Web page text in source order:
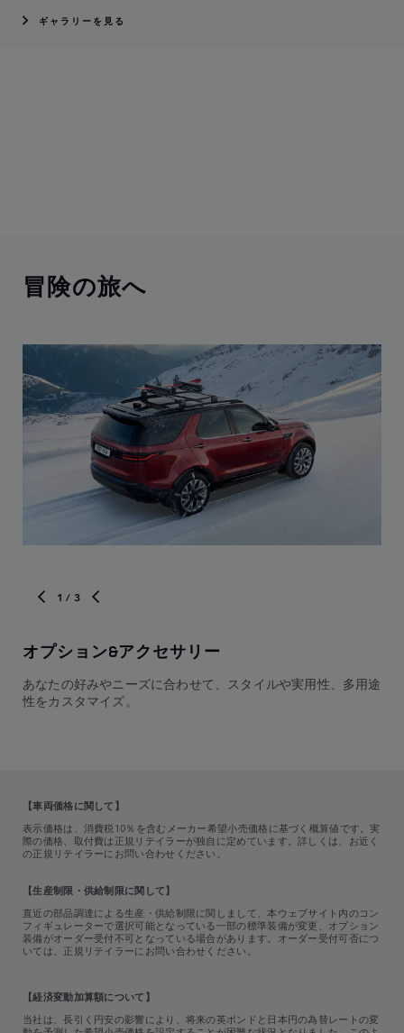
ギャラリーを見る
冒険の旅へ
1 / 3
オプション&アクセサリー
あなたの好みやニーズに合わせて、スタイルや実用性、多用途
性をカスタマイズ。
【車両価格に関して】
表示価格は、消費税10％を含むメーカー希望小売価格に基づく概算値です。実
際の価格、取付費は正規リテイラーが独自に定めています。詳しくは、お近く
の正規リテイラーにお問い合わせください。
【生産制限・供給制限に関して】
直近の部品調達による生産・供給制限に関しまして、本ウェブサイト内のコン
フィギュレーターで選択可能となっている一部の標準装備が変更、オプション
装備がオーダー受付不可となっている場合があります。オーダー受付可否につ
いては、正規リテイラーにお問い合わせください。
【経済変動加算額について】
当社は、長引く円安の影響により、将来の英ポンドと日本円の為替レートの変